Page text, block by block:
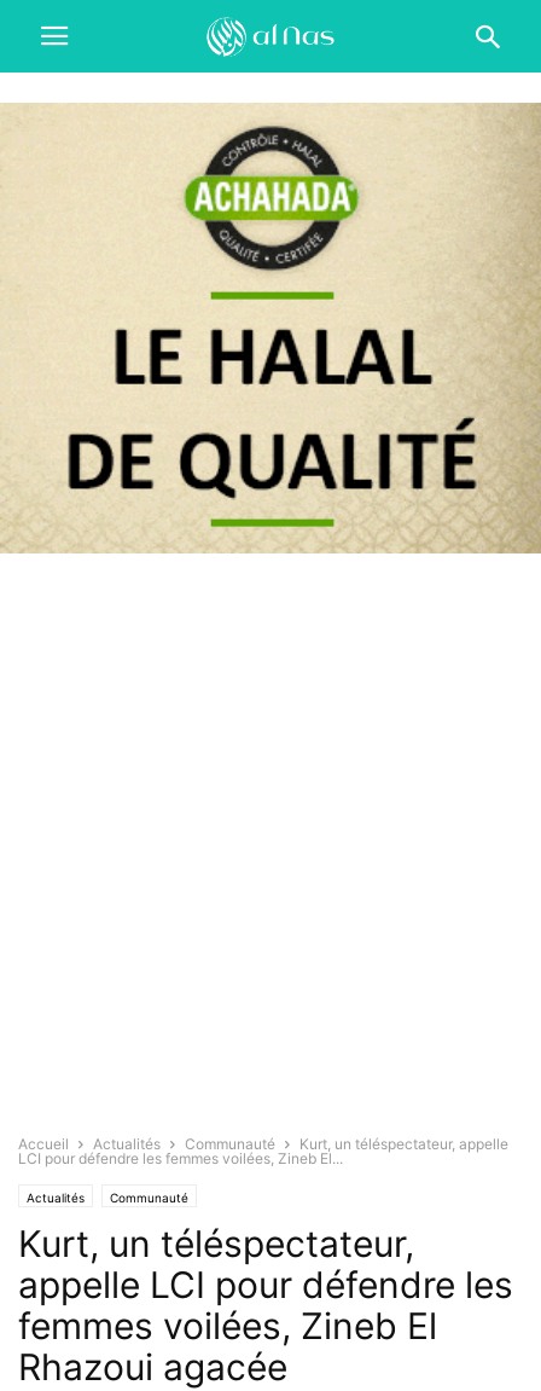
Accueil Actualités Communauté
Kurt, un téléspectateur, appelle
LCI pour défendre les femmes voilées, Zineb El...
Actualités Communauté
Kurt, un téléspectateur,
appelle LCI pour défendre les
femmes voilées, Zineb El
Rhazoui agacée